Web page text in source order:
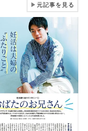
▶元記事を見る